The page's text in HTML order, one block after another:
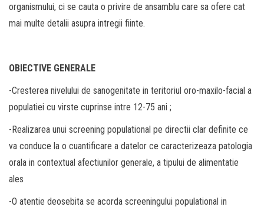
organismului, ci se cauta o privire de ansamblu care sa ofere cat
mai multe detalii asupra intregii fiinte.
OBIECTIVE GENERALE
-Cresterea nivelului de sanogenitate in teritoriul oro-maxilo-facial a
populatiei cu virste cuprinse intre 12-75 ani ;
-Realizarea unui screening populational pe directii clar definite ce
va conduce la o cuantificare a datelor ce caracterizeaza patologia
orala in contextual afectiunilor generale, a tipului de alimentatie
ales
-O atentie deosebita se acorda screeningului populational in